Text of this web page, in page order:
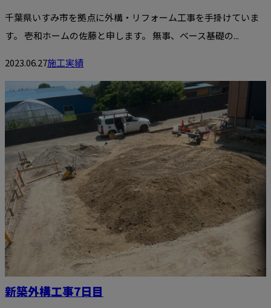
千葉県いすみ市を拠点に外構・リフォーム工事を手掛けていま
す。 壱和ホームの佐藤と申します。 無事、ベース基礎の...
2023.06.27施工実績
新築外構工事7日目